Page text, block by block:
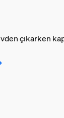
çıkarken